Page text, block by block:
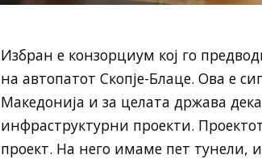
Избран е конзорциум кој го
на автопатот Скопје-Блаце. Ова е
Македонија и за целата држава
инфраструктурни проекти.
проект. На него имаме пет тунели,